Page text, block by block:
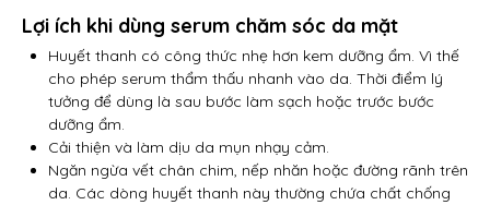
Lợi ích khi dùng serum chăm sóc da mặt
Huyết thanh có công thức nhẹ hơn kem dưỡng ẩm. Vì thế
cho phép serum thẩm thấu nhanh vào da. Thời điểm lý
tưởng để dùng là sau bước làm sạch hoặc trước bước
dưỡng ẩm.
Cải thiện và làm dịu da mụn nhạy cảm.
Ngăn ngừa vết chân chim, nếp nhăn hoặc đường rãnh trên
da. Các dòng huyết thanh này thường chứa chất chống